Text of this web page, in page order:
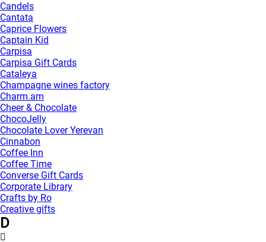
Candels
Cantata
Caprice Flowers
Captain Kid
Carpisa
Carpisa Gift Cards
Cataleya
Champagne wines factory
Charm.am
Cheer & Chocolate
ChocoJelly
Chocolate Lover Yerevan
Cinnabon
Coffee Inn
Coffee Time
Converse Gift Cards
Corporate Library
Crafts by Ro
Creative gifts
D